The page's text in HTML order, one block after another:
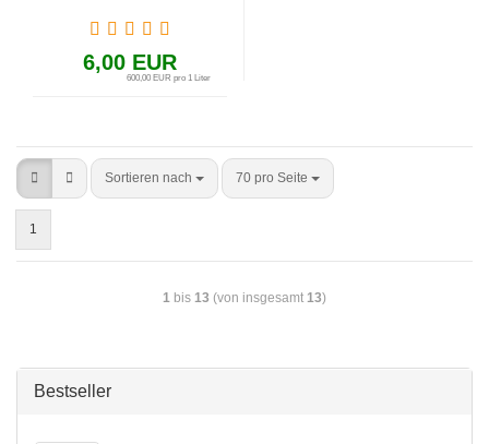
6,00 EUR
600,00 EUR pro 1 Liter
Sortieren nach 70 pro Seite
1
1 bis 13 (von insgesamt 13)
Bestseller